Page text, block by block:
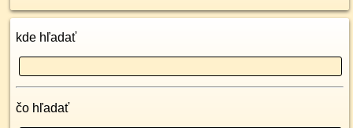
kde hľadať
čo hľadať